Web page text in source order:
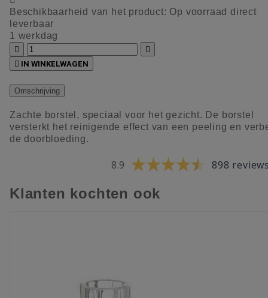
Beschikbaarheid van het product: Op voorraad direct
leverbaar
1 werkdag


 IN WINKELWAGEN
Omschrijving
Zachte borstel, speciaal voor het gezicht. De borstel
versterkt het reinigende effect van een peeling en
de doorbloeding.
8.9 898
Klanten kochten ook